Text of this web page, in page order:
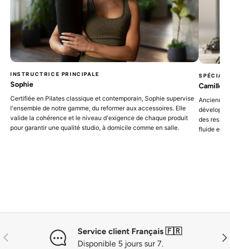
INSTRUCTRICE PRINCIPALE
Sophie
Certifiée en Pilates classique et contemporain, Sophie supervise
l'ensemble de notre gamme, du reformer aux accessoires. Elle
valide la cohérence et le niveau d'exigence de chaque produit
pour garantir une qualité studio, à domicile comme en salle.
Camille
Ancienne
des
fluide et
Précédent
Service client Français 🇫🇷
Disponible 5 jours sur 7.